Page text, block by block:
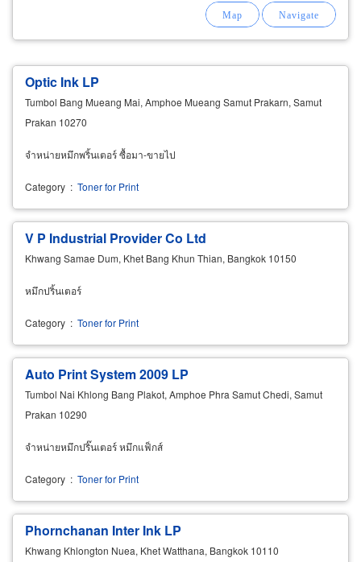
Optic Ink LP
Tumbol Bang Mueang Mai, Amphoe Mueang Samut Prakarn, Samut
Prakan 10270
จำหน่ายหมึกพริ้นเตอร์ ซื้อมา-ขายไป
Category : Toner for Print
V P Industrial Provider Co Ltd
Khwang Samae Dum, Khet Bang Khun Thian, Bangkok 10150
หมึกปริ้นเตอร์
Category : Toner for Print
Auto Print System 2009 LP
Tumbol Nai Khlong Bang Plakot, Amphoe Phra Samut Chedi, Samut
Prakan 10290
จำหน่ายหมึกปริ๊นเตอร์ หมึกแฟ็กส์
Category : Toner for Print
Phornchanan Inter Ink LP
Khwang Khlongton Nuea, Khet Watthana, Bangkok 10110